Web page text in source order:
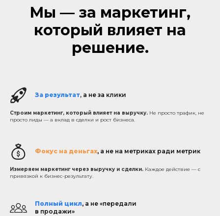
Мы — за маркетинг,
который влияет на
решение.
За результат, а не за клики
Строим маркетинг, который влияет на выручку. Не просто трафик, не
просто лиды — а вклад в сделки и рост бизнеса.
Фокус на деньгах, а не на метриках ради метрик
Измеряем маркетинг через выручку и сделки. Каждое действие — с
привязкой к бизнес-результату.
Полный цикл, а не «передали
в продажи»